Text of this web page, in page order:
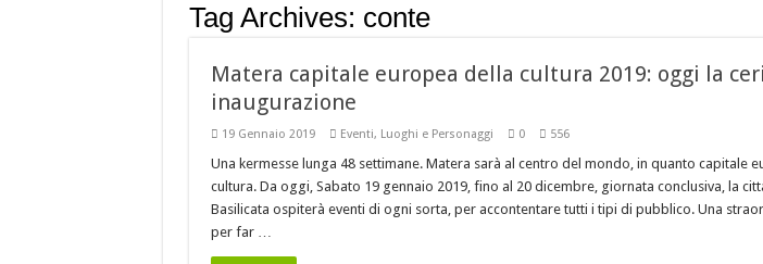
Buone Feste !!!
Cartellate Lucane
Baccalà con i peperoni cruschi
È DELLA BASILICATA LA MIGLIORE CUCINA REGIONALE
Costine di maiale con peperoni rossi sott’aceto
A Nova Siri si rinnova l’appuntamento con “Cinemadamare” dal 4 al
Tag Archives: conte
Matera capitale europea della cultura 2019: oggi la
inaugurazione
19 Gennaio 2019 Eventi, Luoghi e Personaggi 0 556
Una kermesse lunga 48 settimane. Matera sarà al centro del mondo, in quanto capitale
cultura. Da oggi, Sabato 19 gennaio 2019, fino al 20 dicembre, giornata conclusiva, la
Basilicata ospiterà eventi di ogni sorta, per accontentare tutti i tipi di pubblico. Una
per far …